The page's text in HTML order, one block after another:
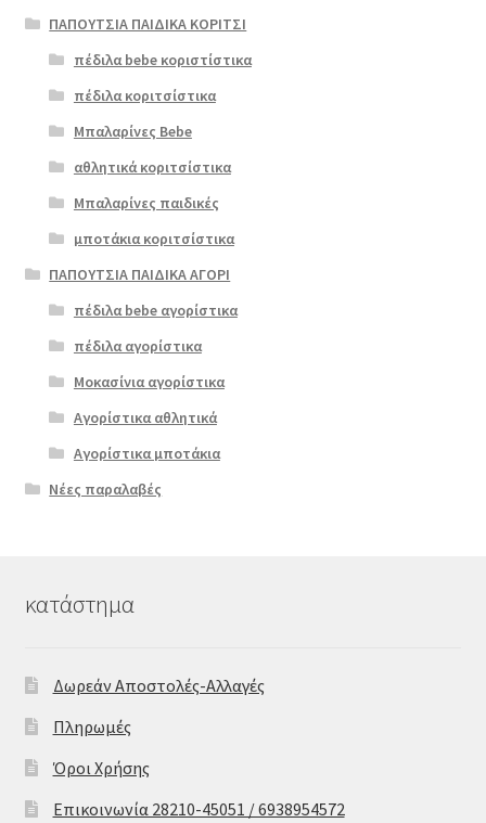
ΠΑΠΟΥΤΣΙΑ ΠΑΙΔΙΚΑ ΚΟΡΙΤΣΙ
πέδιλα bebe κοριστίστικα
πέδιλα κοριτσίστικα
Μπαλαρίνες Bebe
αθλητικά κοριτσίστικα
Μπαλαρίνες παιδικές
μποτάκια κοριτσίστικα
ΠΑΠΟΥΤΣΙΑ ΠΑΙΔΙΚΑ ΑΓΟΡΙ
πέδιλα bebe αγορίστικα
πέδιλα αγορίστικα
Μοκασίνια αγορίστικα
Αγορίστικα αθλητικά
Αγορίστικα μποτάκια
Νέες παραλαβές
κατάστημα
Δωρεάν Αποστολές-Αλλαγές
Πληρωμές
Όροι Χρήσης
Επικοινωνία 28210-45051 / 6938954572